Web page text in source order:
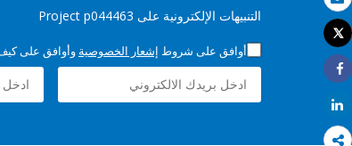
بريد الكتروني
طباعة
Tweet
Share
Share
التنبيهات الإلكترونية على Project p044463
أوافق على شروط إشعار الخصوصية وأوافق على كيف